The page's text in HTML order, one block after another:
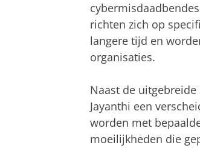
richten zich op
langere tijd en
organisaties.
Naast de
Jayanthi een
worden met
moeilijkheden die